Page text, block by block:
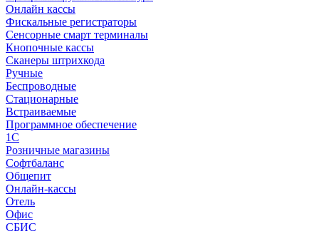
Онлайн кассы
Фискальные регистраторы
Сенсорные смарт терминалы
Кнопочные кассы
Сканеры штрихкода
Ручные
Беспроводные
Стационарные
Встраиваемые
Программное обеспечение
1С
Розничные магазины
Софтбаланс
Общепит
Онлайн-кассы
Отель
Офис
СБИС